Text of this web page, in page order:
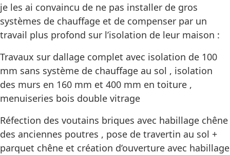
je les ai convaincu de ne pas installer de gros
systèmes de chauffage et de compenser par un
travail plus profond sur l’isolation de leur maison :
Travaux sur dallage complet avec isolation de 100
mm sans système de chauffage au sol , isolation
des murs en 160 mm et 400 mm en toiture ,
menuiseries bois double vitrage
Réfection des voutains briques avec habillage chêne
des anciennes poutres , pose de travertin au sol +
parquet chêne et création d’ouverture avec habillage